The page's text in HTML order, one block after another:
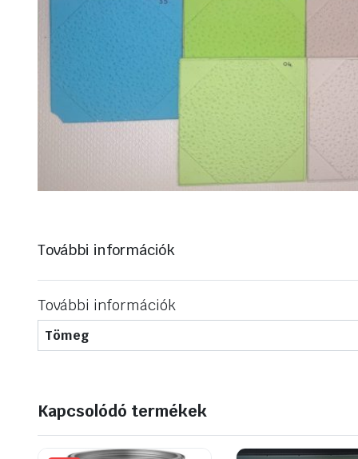
További információk
További információk
Tömeg
Kapcsolódó termékek